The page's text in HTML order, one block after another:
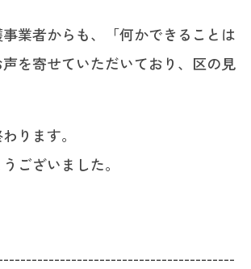
業者からも、「何かできることは
を寄せていただいており、区の見
ります。
ございました。